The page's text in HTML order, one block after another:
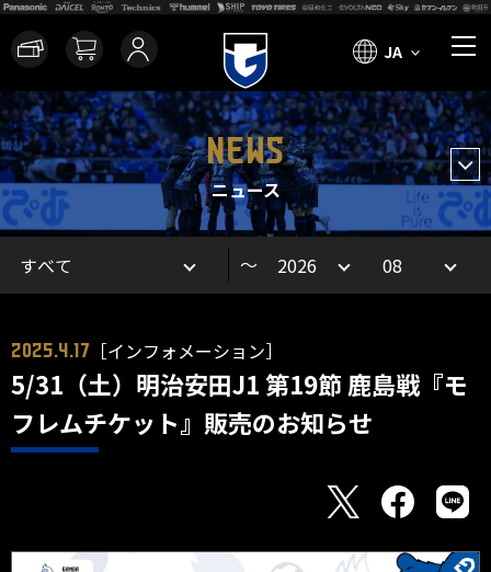
JA
NEWS
ニュース
～
2025.4.17 ［インフォメーション］
5/31（土）明治安田J1 第19節 鹿島戦『モ
フレムチケット』販売のお知らせ